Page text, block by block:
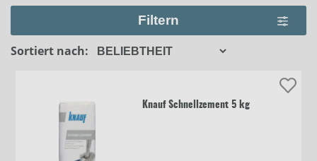
Filtern
Sortiert nach:
Knauf Schnellzement 5 kg